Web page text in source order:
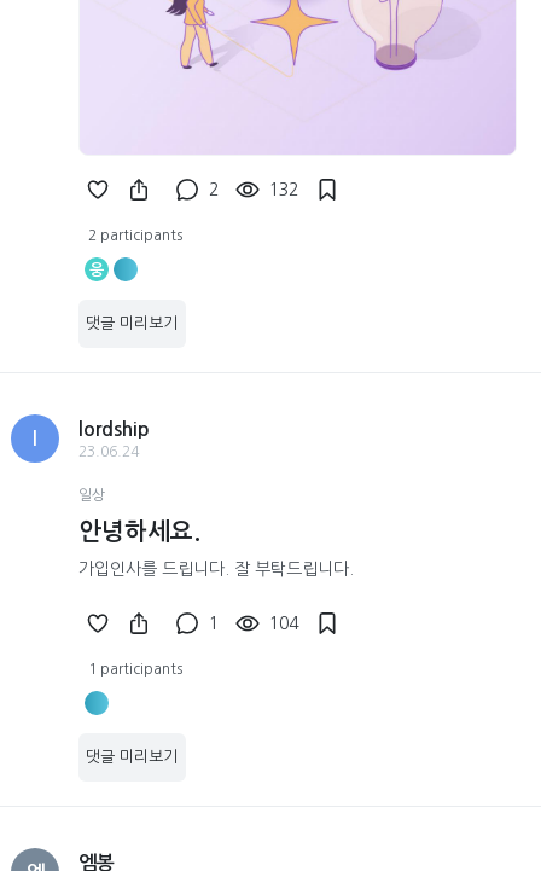
2 132
2 participants
웅
댓글 미리보기
lordship
23.06.24
일상
안녕하세요.
가입인사를 드립니다. 잘 부탁드립니다.
1 104
1 participants
댓글 미리보기
엠봉